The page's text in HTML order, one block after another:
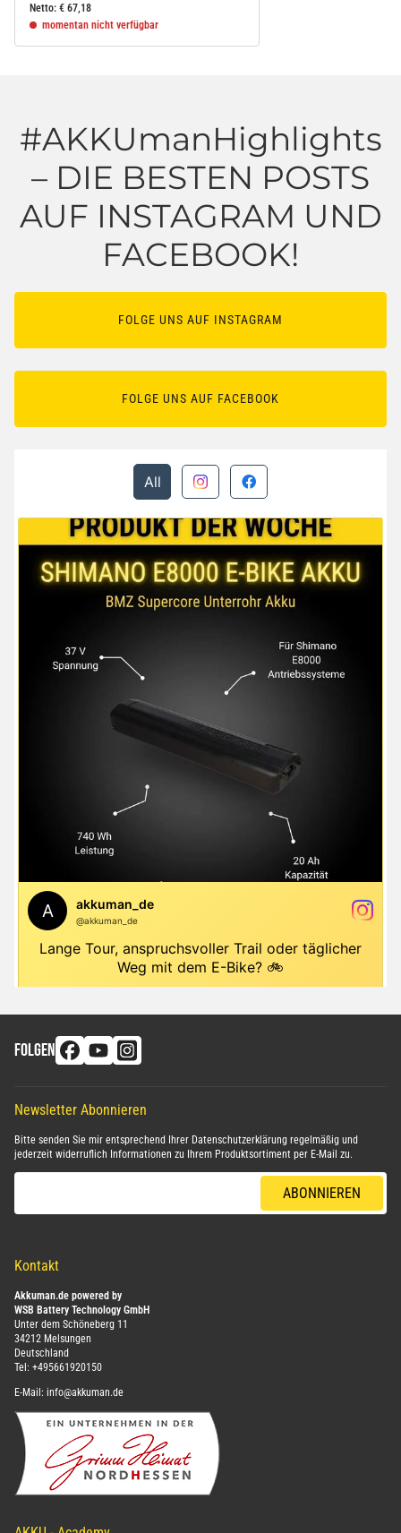
Netto: € 67,18
momentan nicht verfügbar
#AKKUmanHighlights
– DIE BESTEN POSTS
AUF INSTAGRAM UND
FACEBOOK!
FOLGE UNS AUF INSTAGRAM
FOLGE UNS AUF FACEBOOK
FOLGEN
Newsletter Abonnieren
Bitte senden Sie mir entsprechend Ihrer Datenschutzerklärung regelmäßig und
jederzeit widerruflich Informationen zu Ihrem Produktsortiment per E-Mail zu.
ABONNIEREN
Kontakt
Akkuman.de powered by
WSB Battery Technology GmbH
Unter dem Schöneberg 11
34212 Melsungen
Deutschland
Tel: +495661920150
E-Mail: info@akkuman.de